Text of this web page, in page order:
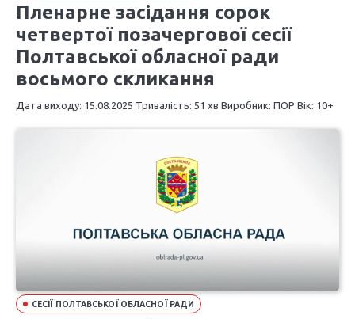
Пленарне засідання сорок
четвертої позачергової сесії
Полтавської обласної ради
восьмого скликання
Дата виходу: 15.08.2025 Тривалість: 51 хв Виробник: ПОР Вік: 10+
СЕСІЇ ПОЛТАВСЬКОЇ ОБЛАСНОЇ РАДИ